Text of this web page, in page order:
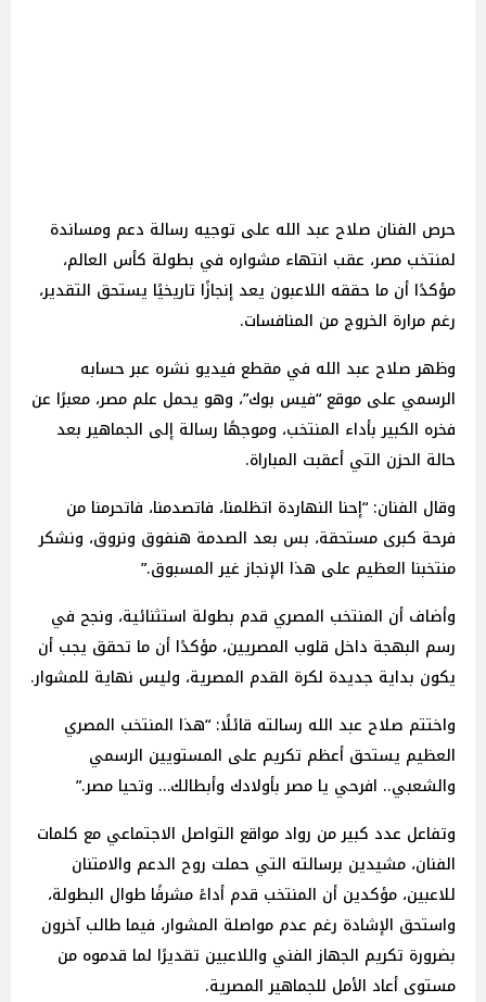
حرص الفنان صلاح عبد الله على توجيه رسالة دعم ومساندة
لمنتخب مصر، عقب انتهاء مشواره في بطولة كأس العالم،
مؤكدًا أن ما حققه اللاعبون يعد إنجازًا تاريخيًا يستحق التقدير،
رغم مرارة الخروج من المنافسات.
وظهر صلاح عبد الله في مقطع فيديو نشره عبر حسابه
الرسمي على موقع “فيس بوك”، وهو يحمل علم مصر، معبرًا عن
فخره الكبير بأداء المنتخب، وموجهًا رسالة إلى الجماهير بعد
حالة الحزن التي أعقبت المباراة.
وقال الفنان: “إحنا النهاردة اتظلمنا، فاتصدمنا، فاتحرمنا من
فرحة كبرى مستحقة، بس بعد الصدمة هنفوق ونروق، ونشكر
منتخبنا العظيم على هذا الإنجاز غير المسبوق.”
وأضاف أن المنتخب المصري قدم بطولة استثنائية، ونجح في
رسم البهجة داخل قلوب المصريين، مؤكدًا أن ما تحقق يجب أن
يكون بداية جديدة لكرة القدم المصرية، وليس نهاية للمشوار.
واختتم صلاح عبد الله رسالته قائلًا: “هذا المنتخب المصري
العظيم يستحق أعظم تكريم على المستويين الرسمي
والشعبي.. افرحي يا مصر بأولادك وأبطالك… وتحيا مصر.”
وتفاعل عدد كبير من رواد مواقع التواصل الاجتماعي مع كلمات
الفنان، مشيدين برسالته التي حملت روح الدعم والامتنان
للاعبين، مؤكدين أن المنتخب قدم أداءً مشرفًا طوال البطولة،
واستحق الإشادة رغم عدم مواصلة المشوار، فيما طالب آخرون
بضرورة تكريم الجهاز الفني واللاعبين تقديرًا لما قدموه من
مستوى أعاد الأمل للجماهير المصرية.